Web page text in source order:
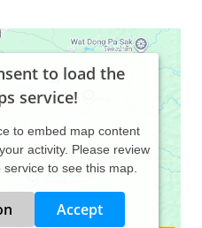
to load the
service!
to embed map content
activity. Please review
to see this map.
Accept